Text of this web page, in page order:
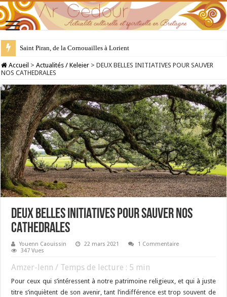
28 juillet : Saint Samson de Dol, père de la Bretagne chrétienne
Accueil > Actualités / Keleier > DEUX BELLES INITIATIVES POUR SAUVER
NOS CATHEDRALES
DEUX BELLES INITIATIVES POUR SAUVER NOS
CATHEDRALES
Youenn Caouissin 22 mars 2021
1 Commentaire
347 Vues
Amzer-lenn / Temps de lecture : 5 min
Pour ceux qui s’intéressent à notre patrimoine religieux, et qui à juste
titre s’inquiètent de son avenir, tant l’indifférence est trop souvent de